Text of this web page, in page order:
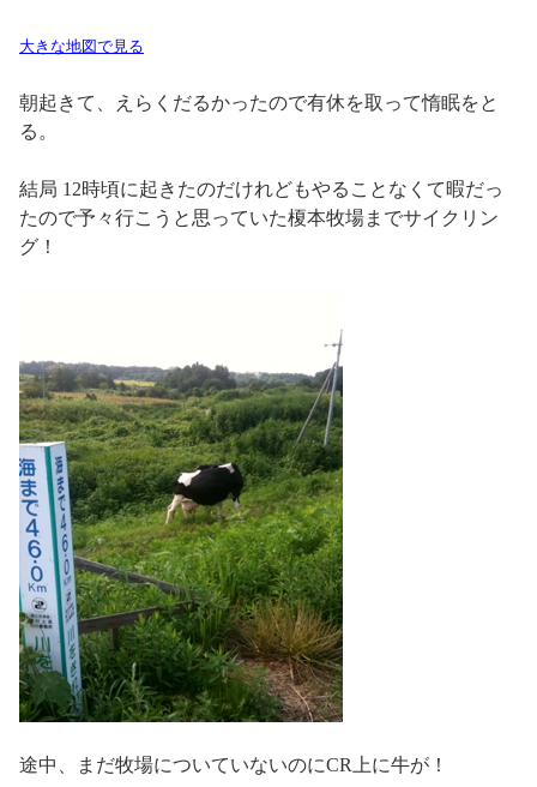
大きな地図で見る
朝起きて、えらくだるかったので有休を取って惰眠をと
る。
結局 12時頃に起きたのだけれどもやることなくて暇だっ
たので予々行こうと思っていた榎本牧場までサイクリン
グ！
途中、まだ牧場についていないのにCR上に牛が！